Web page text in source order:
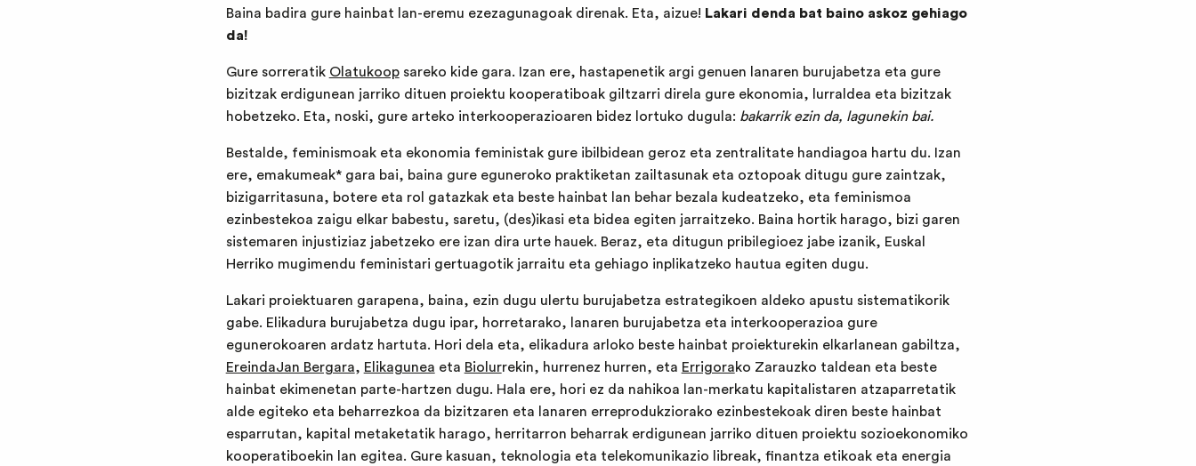
Baina badira gure hainbat lan-eremu ezezagunagoak direnak. Eta, aizue! Lakari denda bat baino askoz gehiago
da!
Gure sorreratik Olatukoopsareko kide gara. Izan ere, hastapenetik argi genuen lanaren burujabetza eta gure
bizitzak erdigunean jarriko dituen proiektu kooperatiboak giltzarri direla gure ekonomia, lurraldea eta bizitzak
hobetzeko. Eta, noski, gure arteko interkooperazioaren bidez lortuko dugula: bakarrik ezin da, lagunekin bai.
Bestalde, feminismoak eta ekonomia feministak gure ibilbidean geroz eta zentralitate handiagoa hartu du. Izan
ere, emakumeak* gara bai, baina gure eguneroko praktiketan zailtasunak eta oztopoak ditugu gure zaintzak,
bizigarritasuna, botere eta rol gatazkak eta beste hainbat lan behar bezala kudeatzeko, eta feminismoa
ezinbestekoa zaigu elkar babestu, saretu, (des)ikasi eta bidea egiten jarraitzeko. Baina hortik harago, bizi garen
sistemaren injustiziaz jabetzeko ere izan dira urte hauek. Beraz, eta ditugun pribilegioez jabe izanik, Euskal
Herriko mugimendu feministari gertuagotik jarraitu eta gehiago inplikatzeko hautua egiten dugu.
Lakari proiektuaren garapena, baina, ezin dugu ulertu burujabetza estrategikoen aldeko apustu sistematikorik
gabe. Elikadura burujabetza dugu ipar, horretarako, lanaren burujabetza eta interkooperazioa gure
egunerokoaren ardatz hartuta. Hori dela eta, elikadura arloko beste hainbat proiekturekin elkarlanean gabiltza,
EreindaJan Bergara, Elikagunea eta Biolurrekin, hurrenez hurren, eta Errigorako Zarauzko taldean eta beste
hainbat ekimenetan parte-hartzen dugu. Hala ere, hori ez da nahikoa lan-merkatu kapitalistaren atzaparretatik
alde egiteko eta beharrezkoa da bizitzaren eta lanaren erreprodukziorako ezinbestekoak diren beste hainbat
esparrutan, kapital metaketatik harago, herritarron beharrak erdigunean jarriko dituen proiektu sozioekonomiko
kooperatiboekin lan egitea. Gure kasuan, teknologia eta telekomunikazio libreak, finantza etikoak eta energia